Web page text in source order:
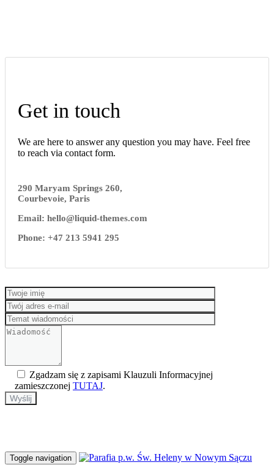
Get in touch
We are here to answer any question you may have. Feel free
to reach via contact form.
290 Maryam Springs 260,
Courbevoie, Paris
Email: hello@liquid-themes.com
Phone: +47 213 5941 295
Zgadzam się z zapisami Klauzuli Informacyjnej
zamieszczonej TUTAJ.
Toggle navigation